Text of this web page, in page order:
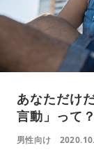
あなただけ
言動」って？
男性向け